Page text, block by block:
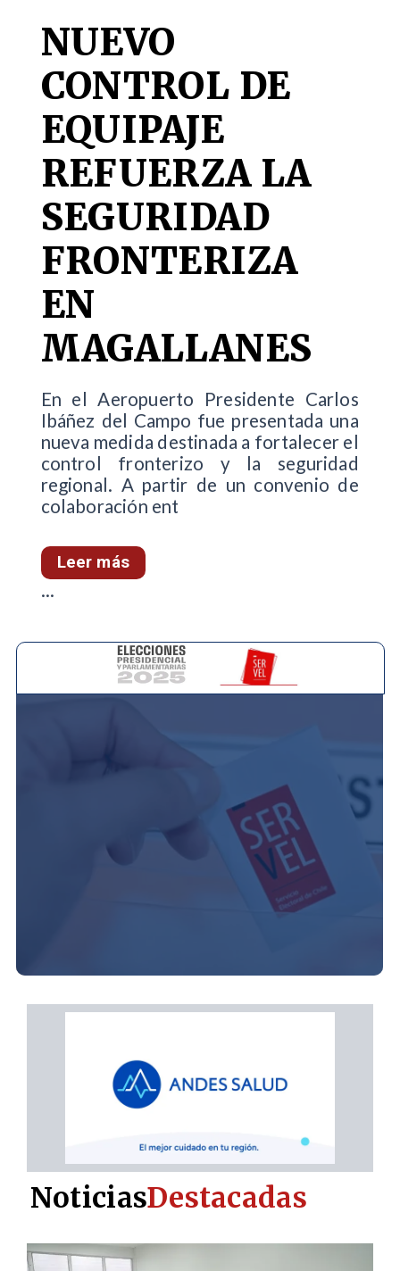
NUEVO
CONTROL DE
EQUIPAJE
REFUERZA LA
SEGURIDAD
FRONTERIZA
EN
MAGALLANES
En el Aeropuerto Presidente Carlos
Ibáñez del Campo fue presentada una
nueva medida destinada a fortalecer el
control fronterizo y la seguridad
regional. A partir de un convenio de
colaboración ent
Leer más
...
NoticiasDestacadas